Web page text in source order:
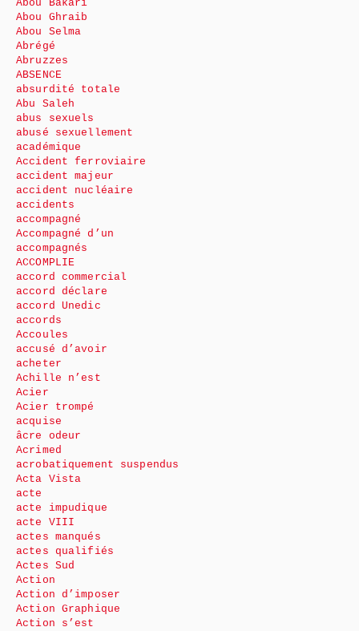
Abou Bakari
Abou Ghraib
Abou Selma
Abrégé
Abruzzes
ABSENCE
absurdité totale
Abu Saleh
abus sexuels
abusé sexuellement
académique
Accident ferroviaire
accident majeur
accident nucléaire
accidents
accompagné
Accompagné d’un
accompagnés
ACCOMPLIE
accord commercial
accord déclare
accord Unedic
accords
Accoules
accusé d’avoir
acheter
Achille n’est
Acier
Acier trompé
acquise
âcre odeur
Acrimed
acrobatiquement suspendus
Acta Vista
acte
acte impudique
acte VIII
actes manqués
actes qualifiés
Actes Sud
Action
Action d’imposer
Action Graphique
Action s’est